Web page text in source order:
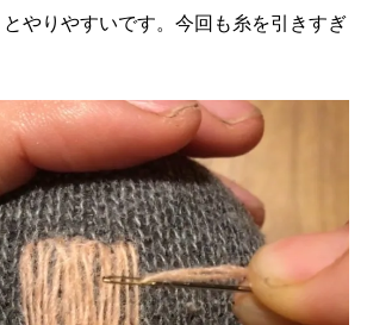
やりやすいです。今回も糸を引きすぎ